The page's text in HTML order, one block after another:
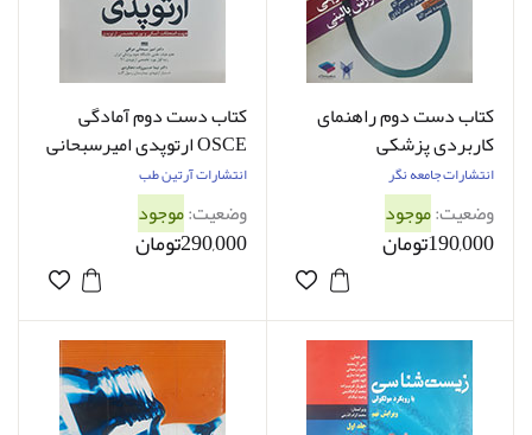
کتاب دست دوم راهنمای
کاربردی پزشکی
بالینی(راهنمای جامع معاینه
فیزیکی و آموزش بالینی)
ترجمه سپیده نصرالله - در
حد نو
انتشارات جامعه نگر
وضعیت:موجود
190,000تومان
کتاب دست دوم آمادگی
OSCE ارتوپدی امیرسبحانی
عراقی - در حد نو
انتشارات آرتین طب
وضعیت:موجود
290,000تومان